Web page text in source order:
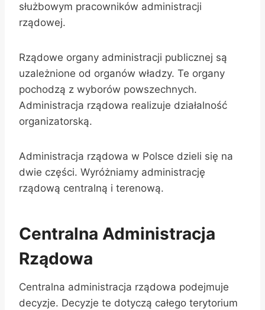
służbowym pracowników administracji
rządowej.
Rządowe organy administracji publicznej są
uzależnione od organów władzy. Te organy
pochodzą z wyborów powszechnych.
Administracja rządowa realizuje działalność
organizatorską.
Administracja rządowa w Polsce dzieli się na
dwie części. Wyróżniamy administrację
rządową centralną i terenową.
Centralna Administracja
Rządowa
Centralna administracja rządowa podejmuje
decyzje. Decyzje te dotyczą całego terytorium